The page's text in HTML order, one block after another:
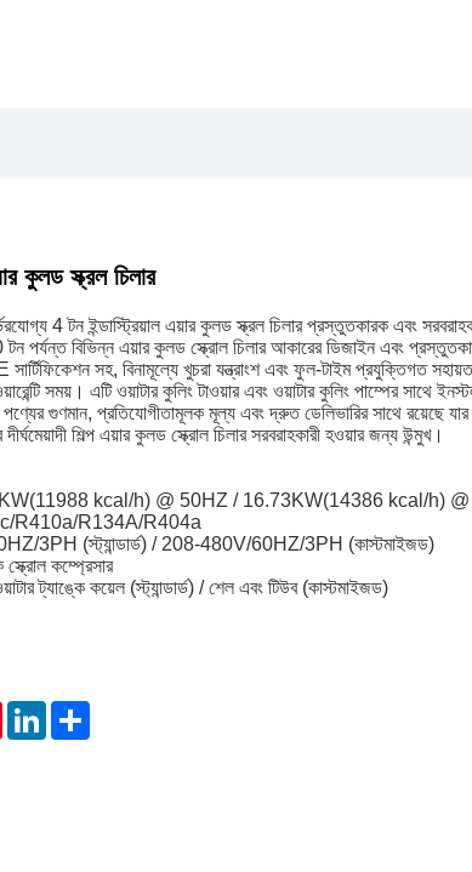
কুলড স্ক্রল চিলার
4 টন ইন্ডাস্ট্রিয়াল এয়ার কুলড স্ক্রল চিলার প্রস্তুতকারক এবং
পর্যন্ত বিভিন্ন এয়ার কুলড স্ক্রোল চিলার আকারের ডিজাইন এবং
সার্টিফিকেশন সহ, বিনামূল্যে খুচরা যন্ত্রাংশ এবং ফুল-টাইম প্রযুক্তিগত
সময়। এটি ওয়াটার কুলিং টাওয়ার এবং ওয়াটার কুলিং পাম্পের সাথে
পণ্যের গুণমান, প্রতিযোগীতামূলক মূল্য এবং দ্রুত ডেলিভারির সাথে রয়েছে
শিল্প এয়ার কুলড স্ক্রোল চিলার সরবরাহকারী হওয়ার জন্য উন্মুখ।
kcal/h) @ 50HZ / 16.73KW(14386 kcal/h)
R410a/R134A/R404a
3PH (স্ট্যান্ডার্ড) / 208-480V/60HZ/3PH (কাস্টমাইজড)
স্ক্রোল কম্প্রেসার
ট্যাঙ্কে কয়েল (স্ট্যান্ডার্ড) / শেল এবং টিউব (কাস্টমাইজড)
PinterestLinkedIn